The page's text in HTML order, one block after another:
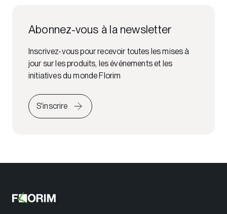
Abonnez-vous à la newsletter
Inscrivez-vous pour recevoir toutes les mises à
jour sur les produits, les événements et les
initiatives du monde Florim
S'inscrire